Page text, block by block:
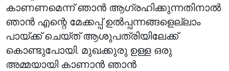
കാണണമെന്ന് ഞാൻ ആഗ്രഹിക്കുന്നതിനാൽ
ഞാൻ എന്റെ മേക്കപ്പ് ഉൽപ്പന്നങ്ങളെല്ലാം
പായ്ക്ക് ചെയ്ത് ആശുപത്രിയിലേക്ക്
കൊണ്ടുപോയി. മുഖക്കുരു ഉള്ള ഒരു
അമ്മയായി കാണാൻ ഞാൻ